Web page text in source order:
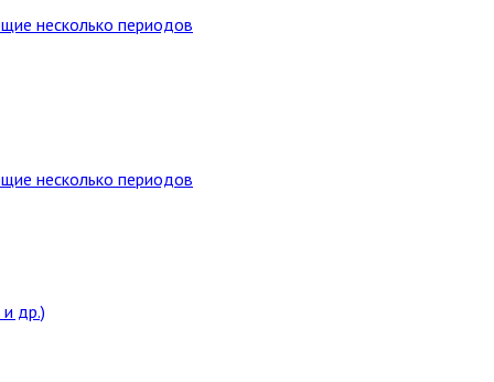
несколько периодов
несколько периодов
др.)